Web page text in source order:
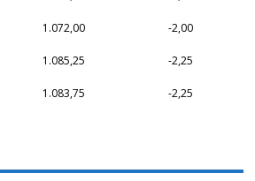
1.072,00 -2,00
1.085,25 -2,25
1.083,75 -2,25